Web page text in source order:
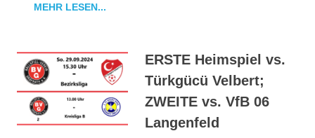
MEHR LESEN...
ERSTE Heimspiel vs.
Türkgücü Velbert;
ZWEITE vs. VfB 06
Langenfeld